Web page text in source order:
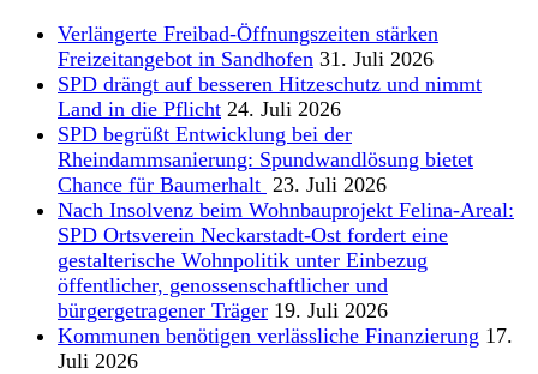
Verlängerte Freibad-Öffnungszeiten stärken
Freizeitangebot in Sandhofen 31. Juli 2026
SPD drängt auf besseren Hitzeschutz und nimmt
Land in die Pflicht 24. Juli 2026
SPD begrüßt Entwicklung bei der
Rheindammsanierung: Spundwandlösung bietet
Chance für Baumerhalt 23. Juli 2026
Nach Insolvenz beim Wohnbauprojekt Felina-Areal:
SPD Ortsverein Neckarstadt-Ost fordert eine
gestalterische Wohnpolitik unter Einbezug
öffentlicher, genossenschaftlicher und
bürgergetragener Träger 19. Juli 2026
Kommunen benötigen verlässliche Finanzierung 17.
Juli 2026